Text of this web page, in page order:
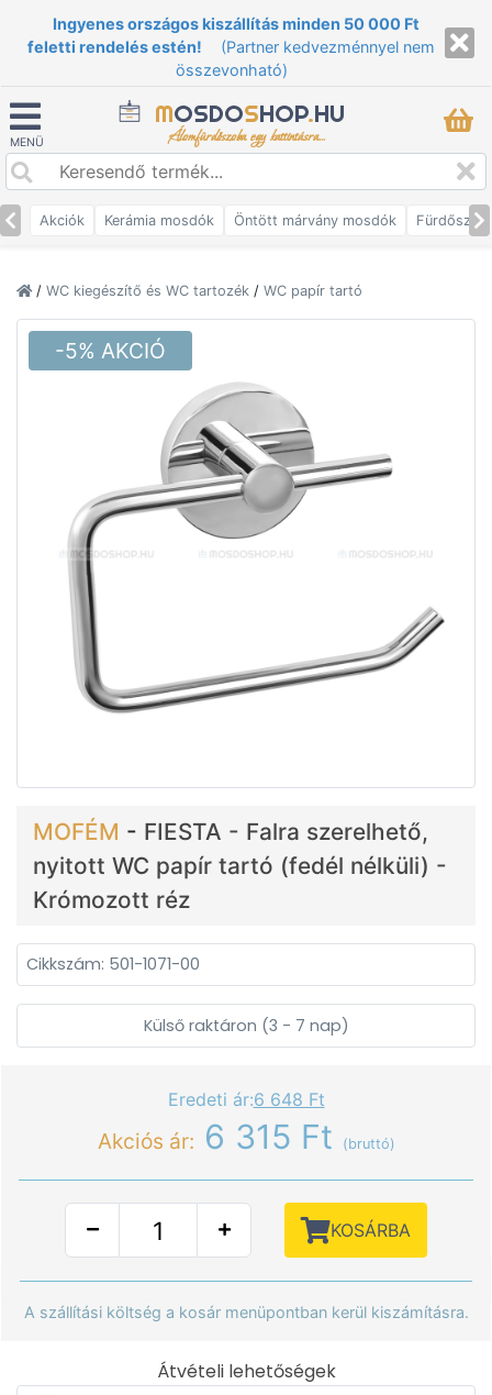
Ingyenes országos kiszállítás minden 50 000 Ft
feletti rendelés estén!
(Partner kedvezménnyel nem
összevonható)
MENÜ
MOSDOSHOP.HU
Álomfürdőszoba egy kattintásra...
Akciók Kerámia mosdók Öntött márvány mosdók
/ WC kiegészítő és WC tartozék / WC papír tartó
-5% AKCIÓ
MOFÉM - FIESTA - Falra szerelhető,
nyitott WC papír tartó (fedél nélküli) -
Krómozott réz
Cikkszám: 501-1071-00
Külső raktáron (3 - 7 nap)
Eredeti ár:6 648 Ft
Akciós ár: 6 315 Ft (bruttó)
KOSÁRBA
A szállítási költség a kosár menüpontban kerül kiszámításra.
Átvételi lehetőségek